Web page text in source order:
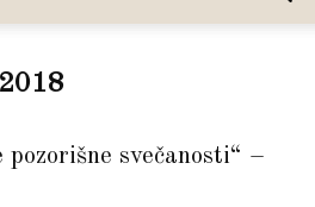
svečanosti“ –